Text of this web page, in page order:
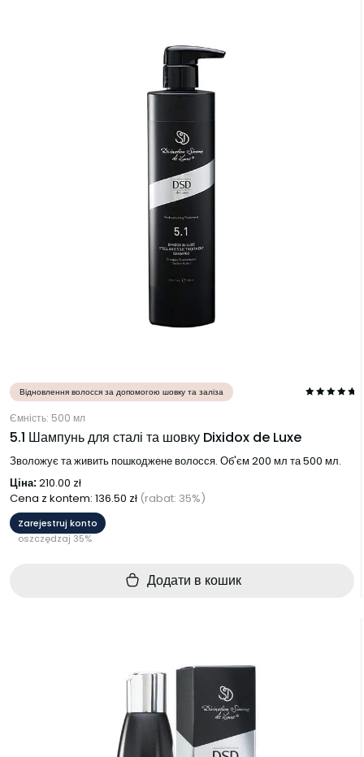
Відновлення волосся за допомогою шовку та заліза
Ємність: 500 мл
5.1 Шампунь для сталі та шовку Dixidox de Luxe
Зволожує та живить пошкоджене волосся. Об'єм 200 мл та 500 мл.
Ціна:210.00 zł
Cena z kontem: 136.50 zł (rabat: 35%)
Zarejestruj konto
oszczędzaj 35%
Додати в кошик